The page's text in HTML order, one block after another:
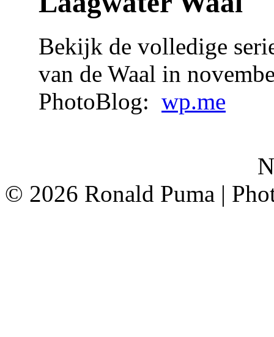
Bekijk de volledige
van de Waal in
PhotoBlog: wp.me
© 2026 Ronald Puma |